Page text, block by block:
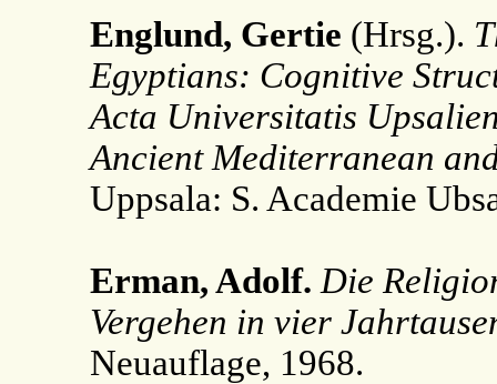
Englund, Gertie (Hrsg.).
Egyptians: Cognitive
Acta Universitatis
Ancient Mediterranean
Uppsala: S. Academie
Erman, Adolf. Die
Vergehen in vier
Neuauflage, 1968.